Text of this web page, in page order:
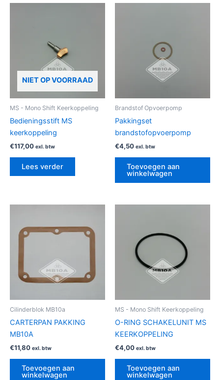
NIET OP VOORRAAD
MS - Mono Shift Keerkoppeling
Bedieningsstift MS
keerkoppeling
€117,00 exl. btw
Lees verder
Brandstof Opvoerpomp
Pakkingset
brandstofopvoerpomp
€4,50 exl. btw
Toevoegen aan
winkelwagen
Cilinderblok MB10a
CARTERPAN PAKKING
MB10A
€11,80 exl. btw
Toevoegen aan
winkelwagen
MS - Mono Shift Keerkoppeling
O-RING SCHAKELUNIT MS
KEERKOPPELING
€4,00 exl. btw
Toevoegen aan
winkelwagen